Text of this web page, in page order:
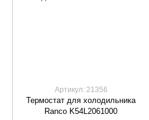
Артикул: 21356
Термостат для холодильника
Ranco K54L2061000